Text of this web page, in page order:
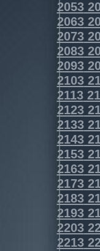
2053
2063
2073
2083
2093
2103
2113
2123
2133
2143
2153
2163
2173
2183
2193
2203
2213